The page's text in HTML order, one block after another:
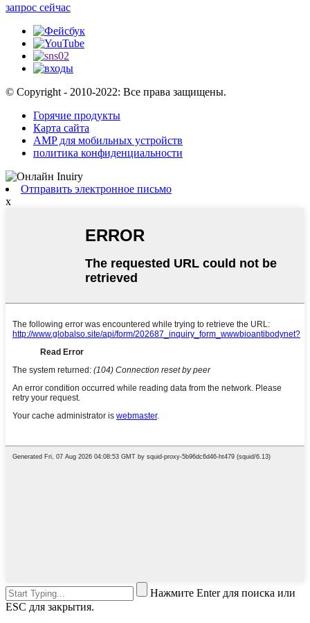
запрос сейчас
© Copyright - 2010-2022: Все права защищены.
Горячие продукты
Карта сайта
AMP для мобильных устройств
политика конфиденциальности
Отправить электронное письмо
x
Нажмите Enter для поиска или
ESC для закрытия.